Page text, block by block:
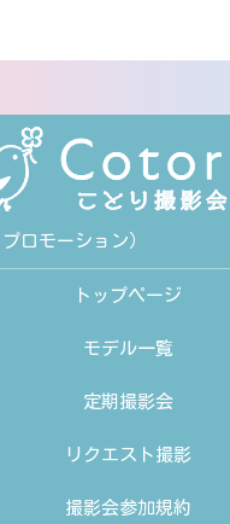
ロモーション）
トップページ
モデル一覧
定期撮影会
リクエスト撮影
撮影会参加規約